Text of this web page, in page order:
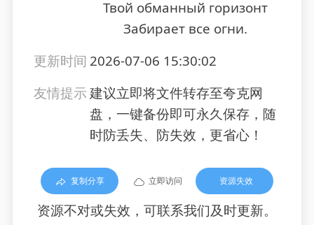
Твой обманный горизонт
Забирает все огни.
更新时间 2026-07-06 15:30:02
友情提示建议立即将文件转存至夸克网
盘，一键备份即可永久保存，随
时防丢失、防失效，更省心！
复制分享 立即访问 资源失效
资源不对或失效，可联系我们及时更新。